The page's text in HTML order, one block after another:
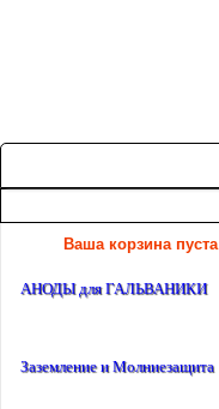
Ваша корзина пуста
АНОДЫ для ГАЛЬВАНИКИ
Заземление и Молниезащита